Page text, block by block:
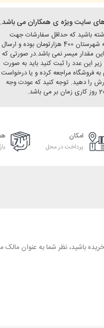
سایت ویژه ی همکاران می باشد.
باشید که حداقل سفارشات جهت
ارسال به شهرستان 400 هزارتومان بوده و ارسال
این مقدار میسر نمی باشد.در صورتی که
این عدد را ثبت کنید باید به صورت
فروشگاه مراجعه کرده و یا درخواست
را دهید. توجه کنید که عودت وجه
امکان
پرداخت در محل
خریده باشید، نظر شما به عنوان